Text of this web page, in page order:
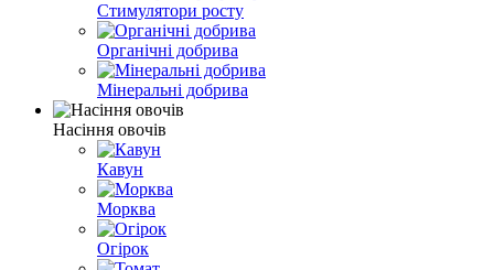
Стимулятори росту
Органічні добрива
Мінеральні добрива
Насіння овочів
Кавун
Морква
Огірок